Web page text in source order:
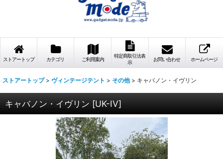
ストアートップ カテゴリ ご利用案内
特定商取引法表
示
お問い合わせ ホームページ
ストアートップ > ヴィンテージテント > その他 > キャバノン・イヴリン
キャバノン・イヴリン [UK-IV]